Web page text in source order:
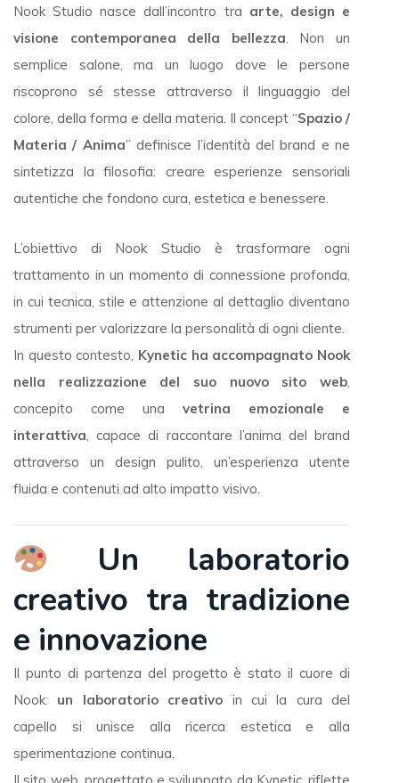
Nook Studio nasce dall’incontro tra arte, design e
visione contemporanea della bellezza. Non un
semplice salone, ma un luogo dove le persone
riscoprono sé stesse attraverso il linguaggio del
colore, della forma e della materia. Il concept “Spazio /
Materia / Anima” definisce l’identità del brand e ne
sintetizza la filosofia: creare esperienze sensoriali
autentiche che fondono cura, estetica e benessere.
L’obiettivo di Nook Studio è trasformare ogni
trattamento in un momento di connessione profonda,
in cui tecnica, stile e attenzione al dettaglio diventano
strumenti per valorizzare la personalità di ogni cliente.
In questo contesto, Kynetic ha accompagnato Nook
nella realizzazione del suo nuovo sito web
concepito come una vetrina emozionale e
interattiva , capace di raccontare l’anima del brand
attraverso un design pulito, un’esperienza utente
fluida e contenuti ad alto impatto visivo.
Un laboratorio
creativo tra tradizione
e innovazione
Il punto di partenza del progetto è stato il cuore di
Nook: un laboratorio creativo in cui la cura del
capello si unisce alla ricerca estetica e alla
sperimentazione continua.